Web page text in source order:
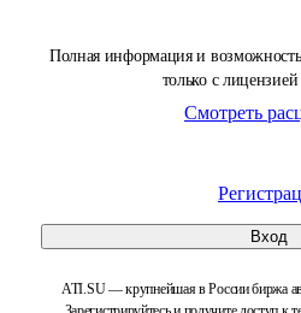
Полная информация и
только с
Смотреть
Вход
ATI.SU — крупнейшая в России биржа